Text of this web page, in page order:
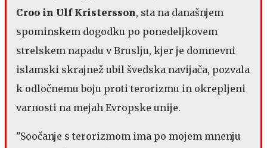
Croo in Ulf Kristersson, sta na današnjem
spominskem dogodku po ponedeljkovem
strelskem napadu v Bruslju, kjer je domnevni
islamski skrajnež ubil švedska navijača, pozvala
k odločnemu boju proti terorizmu in okrepljeni
varnosti na mejah Evropske unije.
"Soočanje s terorizmom ima po mojem mnenju